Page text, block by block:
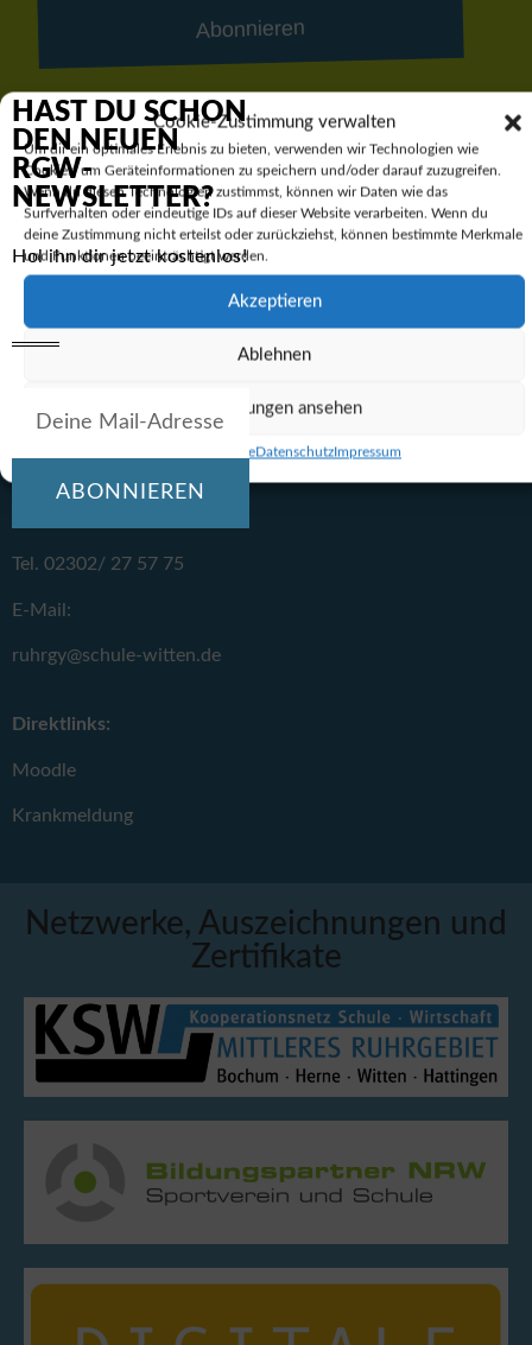
Cookie-Zustimmung verwalten
Um dir ein optimales Erlebnis zu bieten, verwenden wir Technologien wie
Cookies, um Geräteinformationen zu speichern und/oder darauf zuzugreifen.
Wenn du diesen Technologien zustimmst, können wir Daten wie das
Surfverhalten oder eindeutige IDs auf dieser Website verarbeiten. Wenn du
deine Zustimmung nicht erteilst oder zurückziehst, können bestimmte Merkmale
und Funktionen beeinträchtigt werden.
Akzeptieren
Ablehnen
Einstellungen ansehen
Cookie-RichtlinieDatenschutzImpressum
Abonnieren
Synagogenstraße 1
Tel. 02302/ 27 57 75
E-Mail:
ruhrgy@schule-witten.de
Direktlinks:
Moodle
Krankmeldung
Netzwerke, Auszeichnungen und
Zertifikate
HAST DU SCHON
DEN NEUEN
RGW-
NEWSLETTER?
Hol ihn dir jetzt kostenlos!
ABONNIEREN